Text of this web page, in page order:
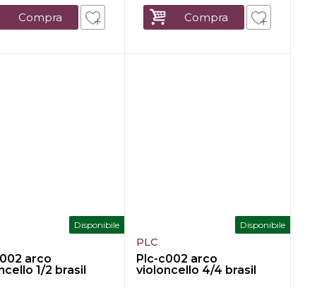
Compra Compra
Disponibile
arco
1/2 brasil
Disponibile
PLC
Plc-c002 arco
violoncello 4/4 brasil